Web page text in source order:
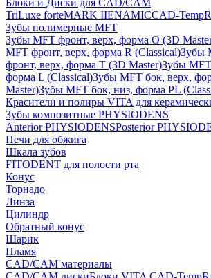
Блоки и Диски для CAD/CAM
TriLuxe forteMARK IIENAMICCAD-Temp
Зубы полимерные MFT
Зубы MFT фронт, верх, форма O (3D
MFT фронт, верх, форма R (Classical)Зубы
фронт, верх, форма T (3D Master)Зубы
форма L (Classical)Зубы MFT бок, верх,
Master)Зубы MFT бок, низ, форма PL
Красители и полиры VITA для
Зубы композитные PHYSIODENS
Anterior PHYSIODENSPosterior
Печи для обжига
Шкала зубов
FITODENT для полости рта
Конус
Торнадо
Линза
Цилиндр
Обратный конус
Шарик
Пламя
CAD/CAM материалы